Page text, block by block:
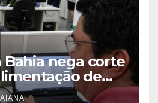
Bahia nega corte
de